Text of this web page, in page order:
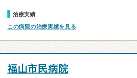
治療実績
この病院の治療実績を見る
福山市民病院